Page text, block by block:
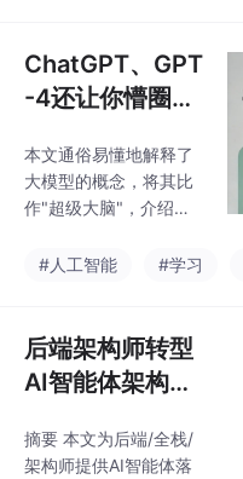
个行业。一线城市平均
薪资达26.8K-42.5K，8
0%岗位月薪超15K。AI
核心区别在于自主行动
能力，可完成多步骤复
杂任务。当前企业重点
生成、金融风控等场
ChatGPT、GPT
-4还让你懵圈？
型，秒变AI达
人！
本文通俗易懂地解释了
大模型的概念，将其比
作"超级大脑"，介绍了
量。文章阐述了大模型
其在理解、生成和应用
方面的能力。同时也指
出大模型的局限性，如
计算成本高等。最后，
文章提供了入门级工具
#人工智能 #学习
后端架构师转型
AI智能体架构
生产级系统，成
摘要 本文为后端/全栈/
架构师提供AI智能体落